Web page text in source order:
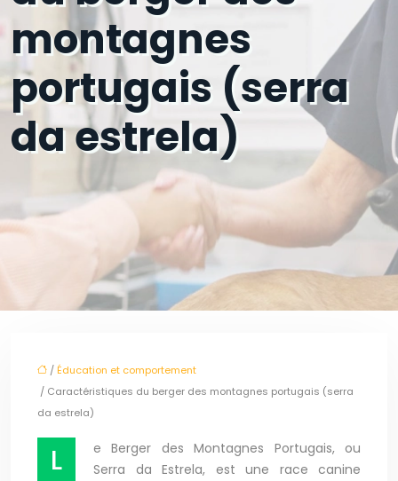
montagnes
portugais (serra
da estrela)
/ Éducation et comportement
/ Caractéristiques du berger des montagnes portugais (serra
da estrela)
L
e Berger des Montagnes Portugais, ou
Serra da Estrela, est une race canine